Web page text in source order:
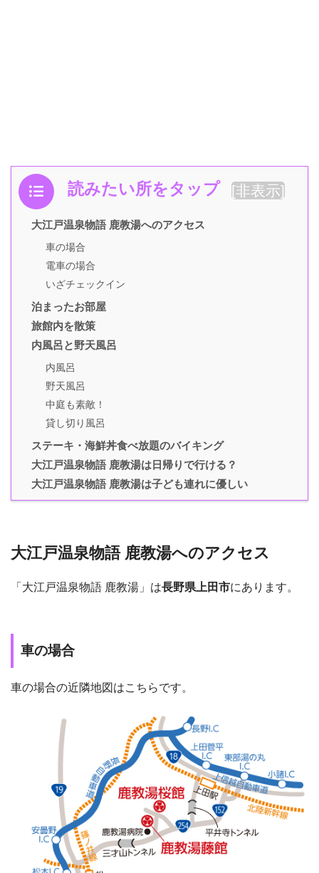
読みたい所をタップ [非表示]
大江戸温泉物語 鹿教湯へのアクセス
車の場合
電車の場合
いざチェックイン
泊まったお部屋
旅館内を散策
内風呂と野天風呂
内風呂
野天風呂
中庭も素敵！
貸し切り風呂
ステーキ・海鮮丼食べ放題のバイキング
大江戸温泉物語 鹿教湯は日帰りで行ける？
大江戸温泉物語 鹿教湯は子ども連れに優しい
大江戸温泉物語 鹿教湯へのアクセス
「大江戸温泉物語 鹿教湯」は長野県上田市にあります。
車の場合
車の場合の近隣地図はこちらです。